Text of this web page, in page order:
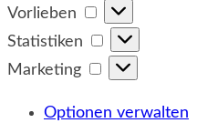
Vorlieben
Vorlieben
Statistiken
Statistiken
Marketing
Marketing
Optionen verwalten